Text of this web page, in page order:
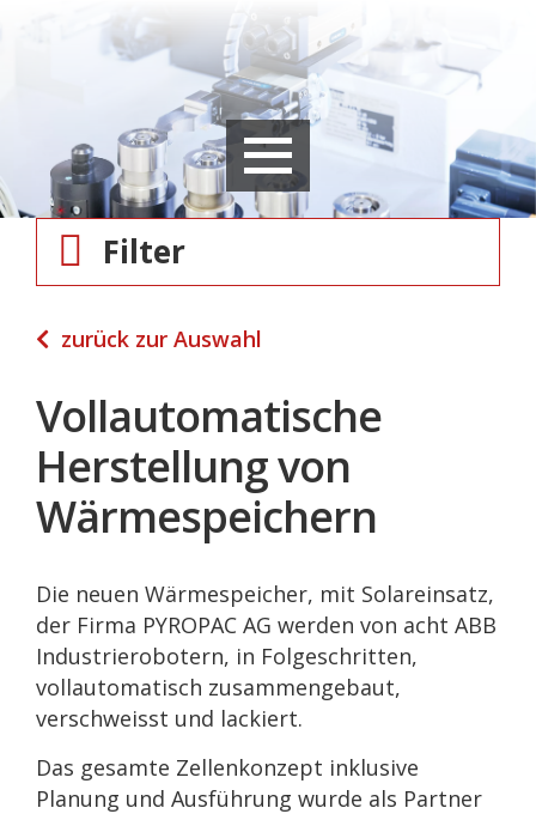
Filter
zurück zur Auswahl
Vollautomatische
Herstellung von
Wärmespeichern
Die neuen Wärmespeicher, mit Solareinsatz,
der Firma PYROPAC AG werden von acht ABB
Industrierobotern, in Folgeschritten,
vollautomatisch zusammengebaut,
verschweisst und lackiert.
Das gesamte Zellenkonzept inklusive
Planung und Ausführung wurde als Partner